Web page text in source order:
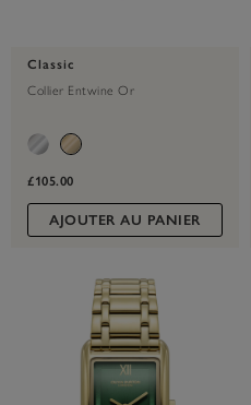
Classic
Collier Entwine Or
£105.00
AJOUTER AU PANIER